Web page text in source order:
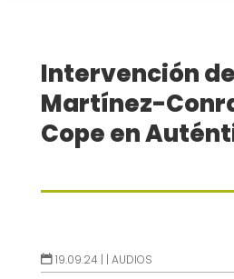
Intervención
Martínez-
Cope en
19.09.24 | | AUDIOS